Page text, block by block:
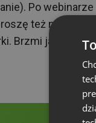
Po
też naszych
Brzmi jak plan?